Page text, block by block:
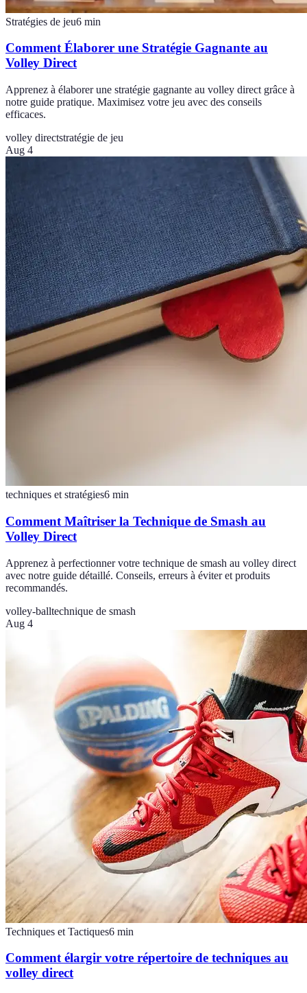
Stratégies de jeu6 min
Comment Élaborer une Stratégie Gagnante au
Volley Direct
Apprenez à élaborer une stratégie gagnante au volley direct grâce à
notre guide pratique. Maximisez votre jeu avec des conseils
efficaces.
volley directstratégie de jeu
Aug 4
techniques et stratégies6 min
Comment Maîtriser la Technique de Smash au
Volley Direct
Apprenez à perfectionner votre technique de smash au volley direct
avec notre guide détaillé. Conseils, erreurs à éviter et produits
recommandés.
volley-balltechnique de smash
Aug 4
Techniques et Tactiques6 min
Comment élargir votre répertoire de techniques au
volley direct